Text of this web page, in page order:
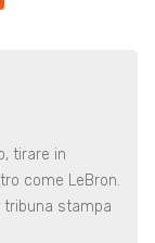
tirare in
come LeBron.
tribuna stampa